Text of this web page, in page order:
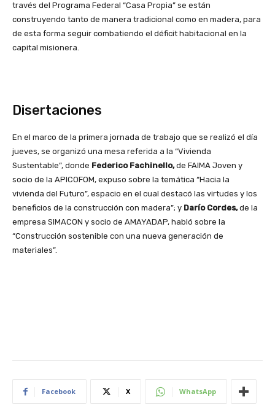
través del Programa Federal “Casa Propia” se están
construyendo tanto de manera tradicional como en madera, para
de esta forma seguir combatiendo el déficit habitacional en la
capital misionera.
Disertaciones
En el marco de la primera jornada de trabajo que se realizó el día
jueves, se organizó una mesa referida a la “Vivienda
Sustentable”, donde Federico Fachinello,de FAIMA Joven y
socio de la APICOFOM, expuso sobre la temática “Hacia la
vivienda del Futuro”, espacio en el cual destacó las virtudes y los
beneficios de la construcción con madera”; y Darío Cordes,de la
empresa SIMACON y socio de AMAYADAP, habló sobre la
“Construcción sostenible con una nueva generación de
materiales”.
Facebook X WhatsApp